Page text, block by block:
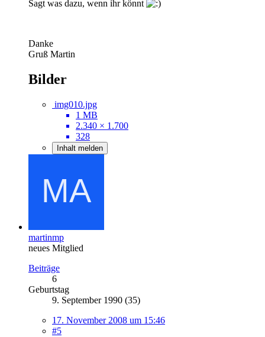
Sagt was dazu, wenn ihr könnt
Danke
Gruß Martin
Bilder
img010.jpg
1 MB
2.340 × 1.700
328
Inhalt melden
martinmp
neues Mitglied
Beiträge
6
Geburtstag
9. September 1990 (35)
17. November 2008 um 15:46
#5